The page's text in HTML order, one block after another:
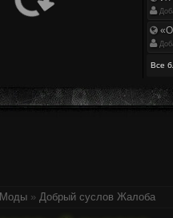
Все
Моды » Добрый суслов Жалоба